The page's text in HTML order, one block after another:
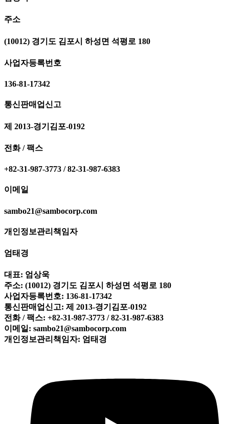
주소
(10012) 경기도 김포시 하성면 석평로 180
사업자등록번호
136-81-17342
통신판매업신고
제 2013-경기김포-0192
전화 / 팩스
+82-31-987-3773 / 82-31-987-6383
이메일
sambo21@sambocorp.com
개인정보관리책임자
엄태경
대표: 엄상욱
주소: (10012) 경기도 김포시 하성면 석평로 180
사업자등록번호: 136-81-17342
통신판매업신고: 제 2013-경기김포-0192
전화 / 팩스: +82-31-987-3773 / 82-31-987-6383
이메일: sambo21@sambocorp.com
개인정보관리책임자: 엄태경